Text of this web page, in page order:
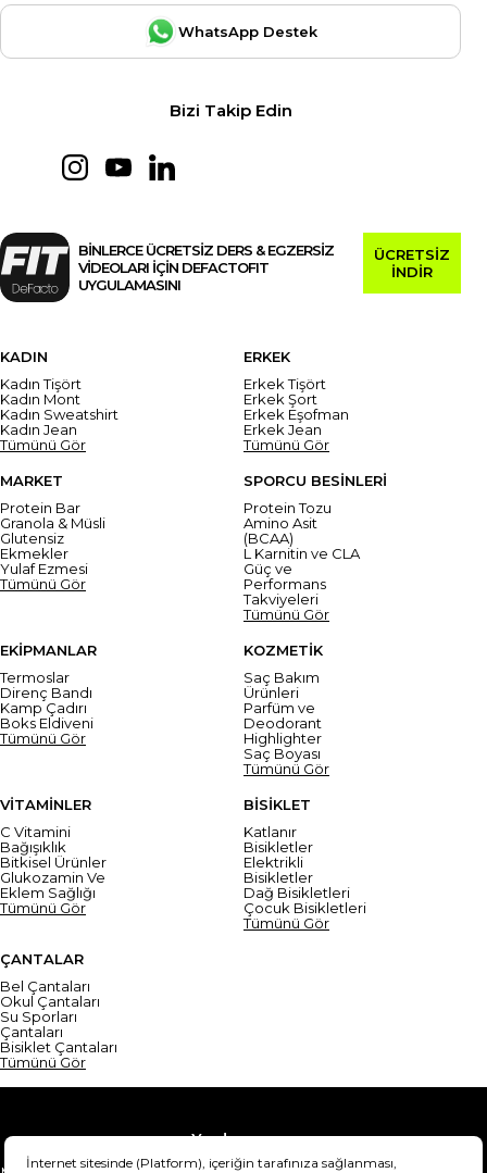
WhatsApp Destek
Bizi Takip Edin
BİNLERCE ÜCRETSİZ DERS & EGZERSİZ
VİDEOLARI İÇİN DEFACTOFIT
UYGULAMASINI
ÜCRETSİZ
İNDİR
KADIN
Kadın Tişört
Kadın Mont
Kadın Sweatshirt
Kadın Jean
Tümünü Gör
ERKEK
Erkek Tişört
Erkek Şort
Erkek Eşofman
Erkek Jean
Tümünü Gör
MARKET
Protein Bar
Granola & Müsli
Glutensiz
Ekmekler
Yulaf Ezmesi
Tümünü Gör
SPORCU BESİNLERİ
Protein Tozu
Amino Asit
(BCAA)
L Karnitin ve CLA
Güç ve
Performans
Takviyeleri
Tümünü Gör
EKİPMANLAR
Termoslar
Direnç Bandı
Kamp Çadırı
Boks Eldiveni
Tümünü Gör
KOZMETİK
Saç Bakım
Ürünleri
Parfüm ve
Deodorant
Highlighter
Saç Boyası
Tümünü Gör
VİTAMİNLER
C Vitamini
Bağışıklık
Bitkisel Ürünler
Glukozamin Ve
Eklem Sağlığı
Tümünü Gör
BİSİKLET
Katlanır
Bisikletler
Elektrikli
Bisikletler
Dağ Bisikletleri
Çocuk Bisikletleri
Tümünü Gör
ÇANTALAR
Bel Çantaları
Okul Çantaları
Su Sporları
Çantaları
Bisiklet Çantaları
Tümünü Gör
Yardım